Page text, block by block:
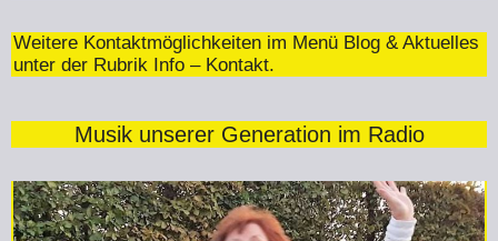
Weitere Kontaktmöglichkeiten im Menü Blog & Aktuelles
unter der Rubrik Info – Kontakt.
Musik unserer Generation im Radio